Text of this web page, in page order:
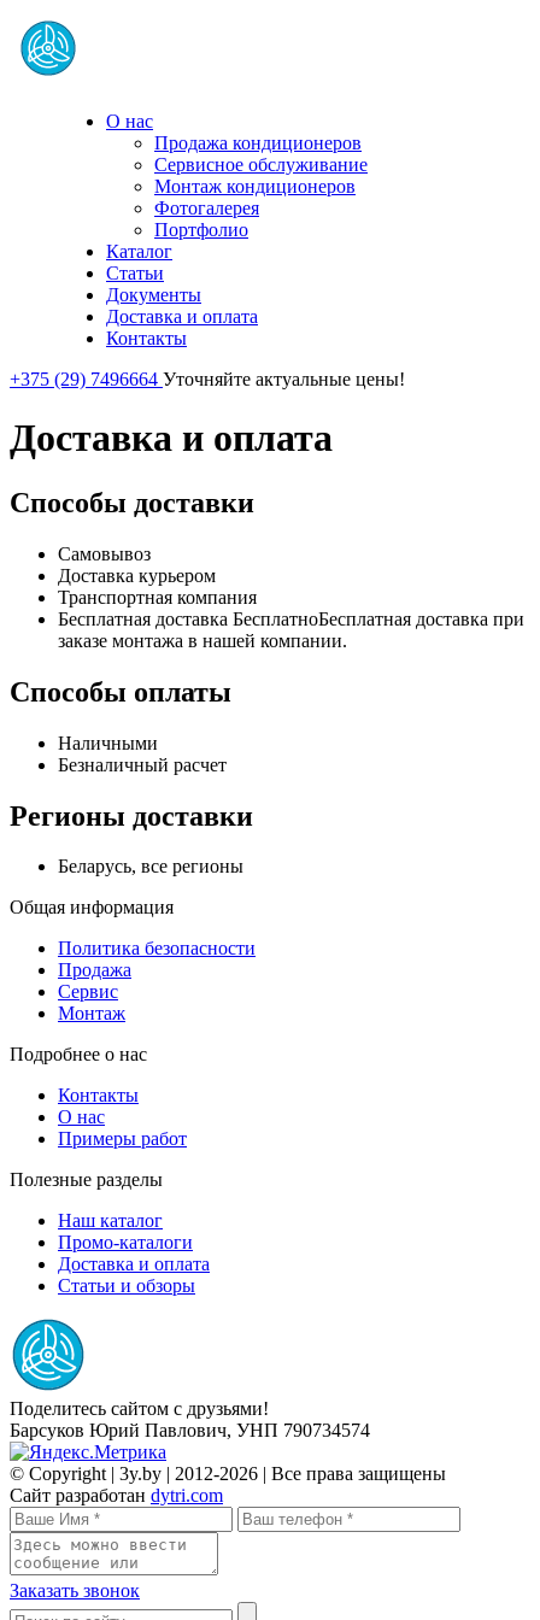
О нас
Продажа кондиционеров
Сервисное обслуживание
Монтаж кондиционеров
Фотогалерея
Портфолио
Каталог
Статьи
Документы
Доставка и оплата
Контакты
+375 (29) 7496664 Уточняйте актуальные цены!
Доставка и оплата
Способы доставки
Самовывоз
Доставка курьером
Транспортная компания
Бесплатная доставка БесплатноБесплатная доставка при
заказе монтажа в нашей компании.
Способы оплаты
Наличными
Безналичный расчет
Регионы доставки
Беларусь, все регионы
Общая информация
Политика безопасности
Продажа
Сервис
Монтаж
Подробнее о нас
Контакты
О нас
Примеры работ
Полезные разделы
Наш каталог
Промо-каталоги
Доставка и оплата
Статьи и обзоры
Поделитесь сайтом с друзьями!
Барсуков Юрий Павлович, УНП 790734574
© Copyright | 3y.by | 2012-2026 | Все права защищены
Сайт разработан dytri.com
Заказать звонок